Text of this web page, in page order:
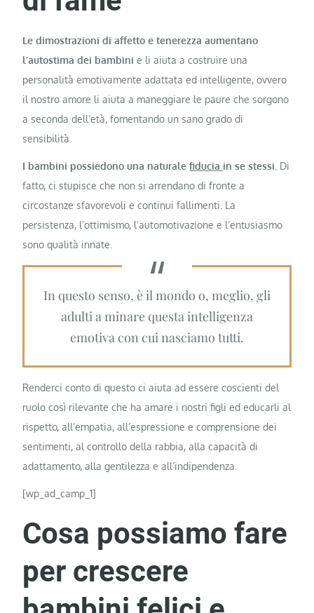
Le dimostrazioni di affetto e tenerezza aumentano
l’autostima dei bambinie li aiuta a costruire una
personalità emotivamente adattata ed intelligente, ovvero
il nostro amore li aiuta a maneggiare le paure che sorgono
a seconda dell’età, fomentando un sano grado di
sensibilità.
I bambini possiedono una naturalefiducia in se stessi. Di
fatto, ci stupisce che non si arrendano di fronte a
circostanze sfavorevoli e continui fallimenti. La
persistenza, l’ottimismo, l’automotivazione e l’entusiasmo
sono qualità innate.
In questo senso, è il mondo o, meglio, gli
adulti a minare questa intelligenza
emotiva con cui nasciamo tutti.
Renderci conto di questo ci aiuta ad essere coscienti del
ruolo così rilevante che ha amare i nostri figli ed educarli al
rispetto, all’empatia, all’espressione e comprensione dei
sentimenti, al controllo della rabbia, alla capacità di
adattamento, alla gentilezza e all’indipendenza.
[wp_ad_camp_1]
Cosa possiamo fare
per crescere